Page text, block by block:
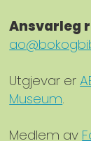
Ansvarleg
Utgjevar er
Museum.
Medlem av